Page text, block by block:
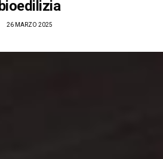
bioedilizia
26 MARZO 2025